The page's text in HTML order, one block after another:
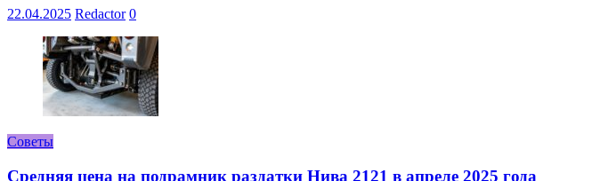
22.04.2025 Redactor 0
Советы
Средняя цена на подрамник раздатки Нива 2121 в апреле 2025 года